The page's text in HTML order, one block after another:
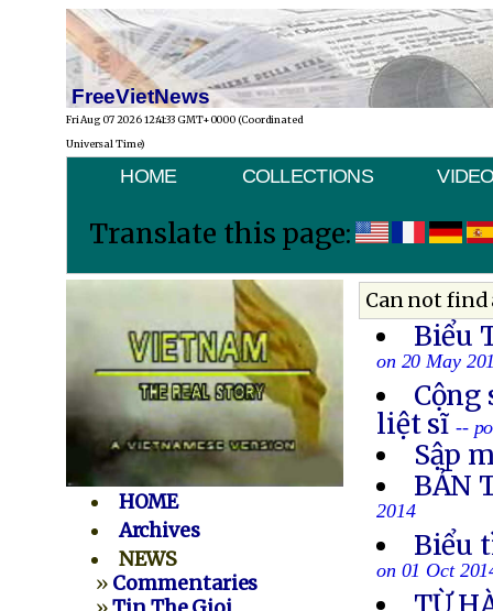
FreeVietNews
Fri Aug 07 2026 12:41:33 GMT+0000 (Coordinated
Universal Time)
HOME COLLECTIONS
Translate this page:
HOME
Archives
NEWS
» Commentaries
Can not
Biểu
on 20 May
Cộng
liệt sĩ --
Sập
BẢN
2014
Biểu
on 01 Oct